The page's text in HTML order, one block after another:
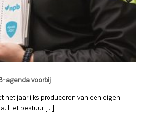
agenda voorbij
het jaarlijks produceren van een eigen
Het bestuur [...]